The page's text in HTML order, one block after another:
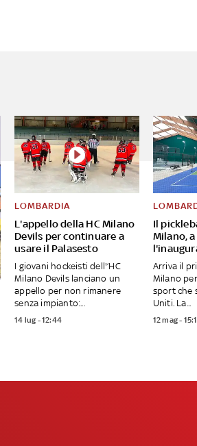
L'appello della HC Milano
Devils per continuare a
usare il Palasesto
LOMBARDIA
I giovani hockeisti dell'’HC
Milano Devils lanciano un
appello per non rimanere
senza impianto:...
14 lug - 12:44
Il
Milano,
Arriva il
Milano
sport che
Uniti. La...
12 mag -